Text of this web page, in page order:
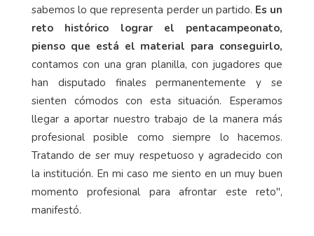
sabemos lo que representa perder un partido. Es un
reto histórico lograr el pentacampeonato,
pienso que está el material para conseguirlo,
contamos con una gran planilla, con jugadores que
han disputado finales permanentemente y se
sienten cómodos con esta situación. Esperamos
llegar a aportar nuestro trabajo de la manera más
profesional posible como siempre lo hacemos.
Tratando de ser muy respetuoso y agradecido con
la institución. En mi caso me siento en un muy buen
momento profesional para afrontar este reto",
manifestó.